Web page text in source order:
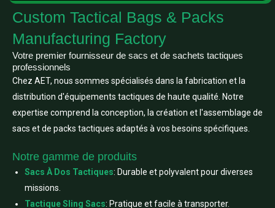
Custom Tactical Bags & Packs
Manufacturing Factory
Votre premier fournisseur de sacs et de sachets tactiques
professionnels
Chez AET, nous sommes spécialisés dans la fabrication et la
distribution d'équipements tactiques de haute qualité. Notre
expertise comprend la conception, la création et l'assemblage de
sacs et de packs tactiques adaptés à vos besoins spécifiques.
Notre gamme de produits
Sacs À Dos Tactiques: Durable et polyvalent pour diverses
missions.
Tactique Sling Sacs: Pratique et facile à transporter.